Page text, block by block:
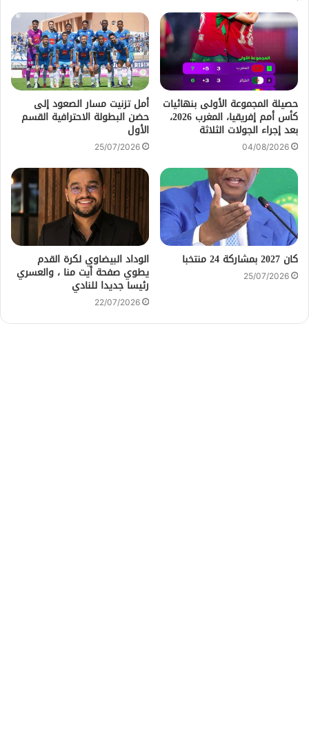
حصيلة المجموعة الأولى بنهائيات
كأس أمم إفريقيا، المغرب 2026،
بعد إجراء الجولات الثلاثة
04/08/2026
أمل تزنيت مسار الصعود إلى
حضن البطولة الاحترافية القسم
الأول
25/07/2026
كان 2027 بمشاركة 24 منتخبا
25/07/2026
الوداد البيضاوي لكرة القدم
يطوي صفحة أيت منا ، والعسري
رئيسا جديدا للنادي
22/07/2026